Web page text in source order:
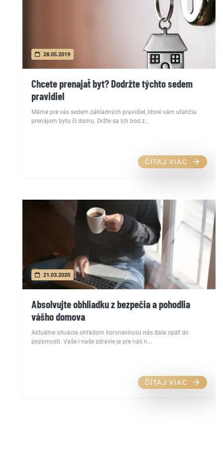
28.05.2019
Chcete prenajať byt? Dodržte týchto sedem
pravidiel
Máme pre vás sedem základných pravidiel, ktoré vám uľahčia
prenájom bytu či domu. Držte sa ich bod z...
ČÍTAJ VIAC
21.03.2020
Absolvujte obhliadku z bezpečia a pohodlia
vášho domova
Aktuálne situácia ohľadom koronavírusu nás dala opäť do
pozornosti. Vaše i naše zdravie je pre nás n...
ČÍTAJ VIAC